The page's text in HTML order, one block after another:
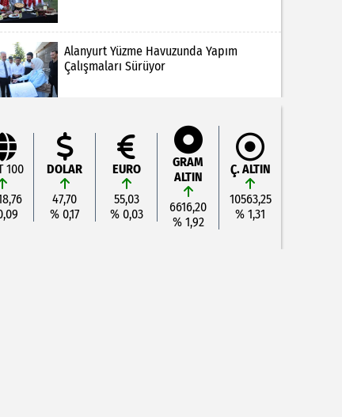
Alanyurt Yüzme Havuzunda Yapım
Çalışmaları Sürüyor
100
DOLAR
47,70
% 0,17
EURO
55,03
% 0,03
GRAM
ALTIN
6616,20
% 1,92
Ç. ALTIN
10563,25
% 1,31